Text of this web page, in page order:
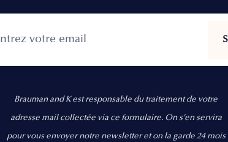
Brauman and K est responsable du traitement de votre
adresse mail collectée via ce formulaire. On s’en servira
pour vous envoyer notre newsletter et on la garde 24 mois